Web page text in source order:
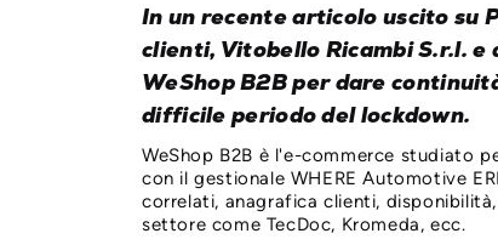
In un recente articolo uscito su
clienti, Vitobello Ricambi S.r.l.
WeShop B2B per dare
difficile periodo del lockdown.
WeShop B2B è l'e-commerce studiato
con il gestionale WHERE Automotive
correlati, anagrafica clienti,
settore come TecDoc, Kromeda, ecc.